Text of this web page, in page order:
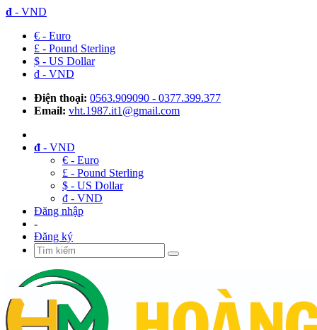
đ - VND
€ - Euro
£ - Pound Sterling
$ - US Dollar
đ - VND
Điện thoại: 0563.909090 - 0377.399.377
Email: vht.1987.it1@gmail.com
đ - VND
€ - Euro
£ - Pound Sterling
$ - US Dollar
đ - VND
Đăng nhập
-
Đăng ký